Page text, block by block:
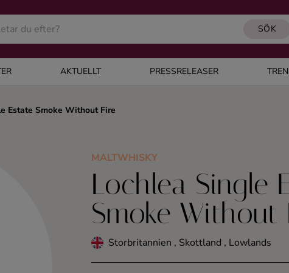
SÖK
AKTUELLT PRESSRELEASER
Estate Smoke Without Fire
MALTWHISKY
Lochlea Single
Smoke Without
Storbritannien , Skottland , Lowlands